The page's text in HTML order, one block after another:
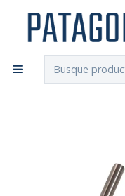
Chilexpress
Inicio Repuestos
Resistencia